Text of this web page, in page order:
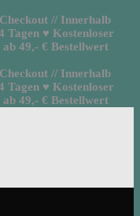
// Innerhalb
Tagen ♥ Kostenloser
49,- € Bestellwert
// Innerhalb
Tagen ♥ Kostenloser
49,- € Bestellwert